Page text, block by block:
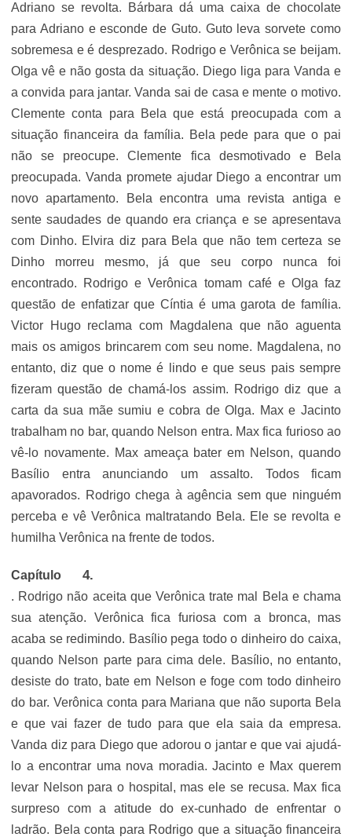
Adriano se revolta. Bárbara dá uma caixa de chocolate
para Adriano e esconde de Guto. Guto leva sorvete como
sobremesa e é desprezado. Rodrigo e Verônica se beijam.
Olga vê e não gosta da situação. Diego liga para Vanda e
a convida para jantar. Vanda sai de casa e mente o motivo.
Clemente conta para Bela que está preocupada com a
situação financeira da família. Bela pede para que o pai
não se preocupe. Clemente fica desmotivado e Bela
preocupada. Vanda promete ajudar Diego a encontrar um
novo apartamento. Bela encontra uma revista antiga e
sente saudades de quando era criança e se apresentava
com Dinho. Elvira diz para Bela que não tem certeza se
Dinho morreu mesmo, já que seu corpo nunca foi
encontrado. Rodrigo e Verônica tomam café e Olga faz
questão de enfatizar que Cíntia é uma garota de família.
Victor Hugo reclama com Magdalena que não aguenta
mais os amigos brincarem com seu nome. Magdalena, no
entanto, diz que o nome é lindo e que seus pais sempre
fizeram questão de chamá-los assim. Rodrigo diz que a
carta da sua mãe sumiu e cobra de Olga. Max e Jacinto
trabalham no bar, quando Nelson entra. Max fica furioso ao
vê-lo novamente. Max ameaça bater em Nelson, quando
Basílio entra anunciando um assalto. Todos ficam
apavorados. Rodrigo chega à agência sem que ninguém
perceba e vê Verônica maltratando Bela. Ele se revolta e
humilha Verônica na frente de todos.
Capítulo
. Rodrigo não aceita que Verônica trate mal Bela e chama
sua atenção. Verônica fica furiosa com a bronca, mas
acaba se redimindo. Basílio pega todo o dinheiro do caixa,
quando Nelson parte para cima dele. Basílio, no entanto,
desiste do trato, bate em Nelson e foge com todo dinheiro
do bar. Verônica conta para Mariana que não suporta Bela
e que vai fazer de tudo para que ela saia da empresa.
Vanda diz para Diego que adorou o jantar e que vai ajudá-
lo a encontrar uma nova moradia. Jacinto e Max querem
levar Nelson para o hospital, mas ele se recusa. Max fica
surpreso com a atitude do ex-cunhado de enfrentar o
ladrão. Bela conta para Rodrigo que a situação financeira